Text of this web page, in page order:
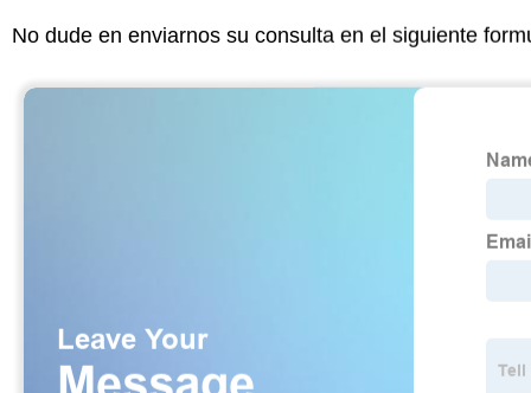
No dude en enviarnos su consulta en el siguiente